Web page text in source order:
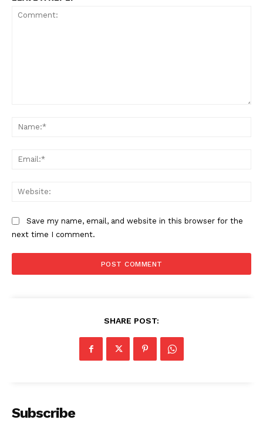
Save my name, email, and website in this browser for the
next time I comment.
SHARE POST:
Subscribe